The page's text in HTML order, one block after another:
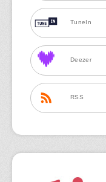
TuneIn
Deezer
RSS